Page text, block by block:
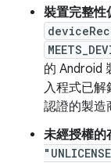
裝置完整性
的 Android
入程式已解
認證的製造
未經授權的